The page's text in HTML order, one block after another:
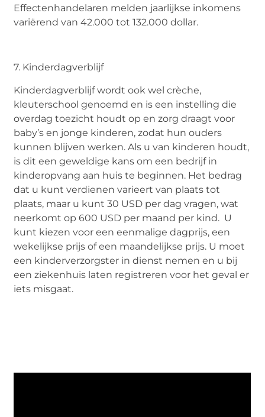
Effectenhandelaren melden jaarlijkse inkomens
variërend van 42.000 tot 132.000 dollar.
7. Kinderdagverblijf
Kinderdagverblijf wordt ook wel crèche,
kleuterschool genoemd en is een instelling die
overdag toezicht houdt op en zorg draagt voor
baby’s en jonge kinderen, zodat hun ouders
kunnen blijven werken. Als u van kinderen houdt,
is dit een geweldige kans om een bedrijf in
kinderopvang aan huis te beginnen. Het bedrag
dat u kunt verdienen varieert van plaats tot
plaats, maar u kunt 30 USD per dag vragen, wat
neerkomt op 600 USD per maand per kind. U
kunt kiezen voor een eenmalige dagprijs, een
wekelijkse prijs of een maandelijkse prijs. U moet
een kinderverzorgster in dienst nemen en u bij
een ziekenhuis laten registreren voor het geval er
iets misgaat.